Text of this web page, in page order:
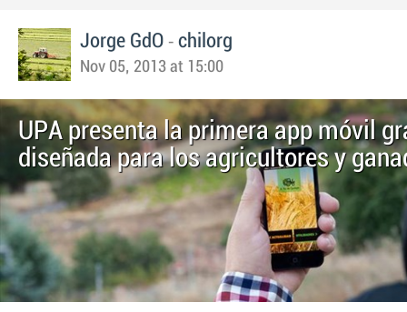
Jorge GdO - chilorg
Nov 05, 2013 at 15:00
UPA presenta la primera app móvil
diseñada para los agricultores y